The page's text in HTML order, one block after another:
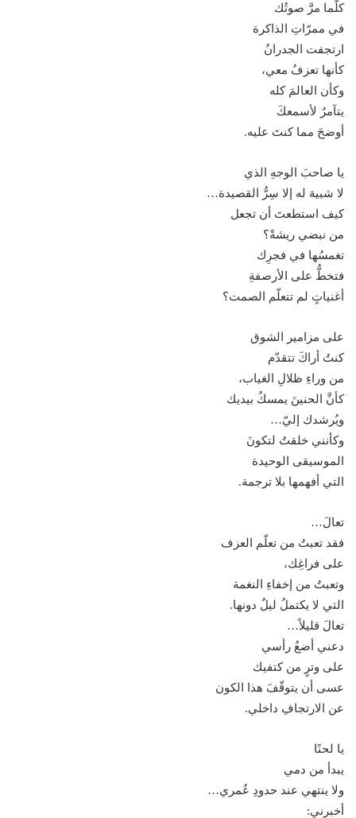
كلّما مرَّ صوتُك
في ممرّاتِ الذاكرة
ارتجفت الجدرانُ
كأنها تعزفُ معي،
وكأن العالمَ كله
يتآمرُ لأسمعكَ
أوضحَ مما كنتَ عليه.
يا صاحبَ الوجهِ الذي
لا شبيهَ له إلا سِرُّ القصيدة…
كيف استطعتَ أن تجعل
من نبضي ريشةً؟
تغمسُها في فجرِك
فتخطُّ على الأرصفةِ
أغنياتٍ لم تتعلّم الصمت؟
على مزامير الشوق
كنتُ أراكَ تتقدّم
من وراءِ ظلالِ الغياب،
كأنَّ الحنينَ يمسكُ بيديك
ويُرشدك إليّ…
وكأنني خلقتُ لتكونَ
الموسيقى الوحيدة
التي أفهمها بلا ترجمة.
تعالَ…
فقد تعبتُ من تعلّم العزف
على فراغِك،
وتعبتُ من إخفاءِ النغمة
التي لا يكتملُ ليلٌ دونها.
تعالَ قليلاً…
دعني أضعُ رأسي
على وترٍ من كتفيك
عسى أن يتوقّفَ هذا الكون
عن الارتجافِ داخلي.
يا لحنًا
يبدأ من دمي
ولا ينتهي عند حدودِ عُمري…
أخبرني: